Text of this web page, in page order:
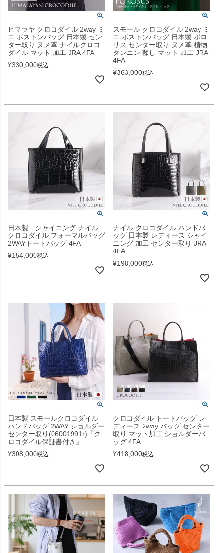
ヒマラヤ クロコダイル 2way ミ
ニ ボストンバッグ 日本製 セン
ター取り ヌメ革 ナイルクロコ
ダイル マット 加工 JRA 4FA
¥330,000税込
スモール クロコダイル 2way ミ
ニ ボストンバッグ 日本製 ポロ
サス センター取り ヌメ革 植物
タンニン 鞣し マット 加工 JRA
4FA
¥363,000税込
日本製 シャイニング ナイル
クロコダイル フォーマルバッグ
2WAYトートバッグ 4FA
¥154,000税込
ナイル クロコダイル ハンドバ
ッグ 日本製 レディース シャイ
ニング 加工 センター取り JRA
4FA
¥198,000税込
日本製 スモールクロコダイル
ハンドバッグ 2WAY ショルダー
センター取り(06001991r)『ク
ロコダイル保証書付き』
¥308,000税込
クロコダイル トートバッグ レ
ディース 2way バッグ センター
取り マット加工 ショルダーバ
ッグ 4FA
¥418,000税込